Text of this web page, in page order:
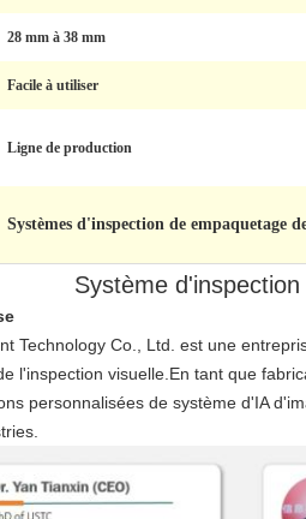
28 mm à 38 mm
Facile à utiliser
Ligne de production
Systèmes d'inspection de empaquetage
Système
Technology Co., Ltd. est une
l'inspection visuelle.En tant que
personnalisées de système d'IA